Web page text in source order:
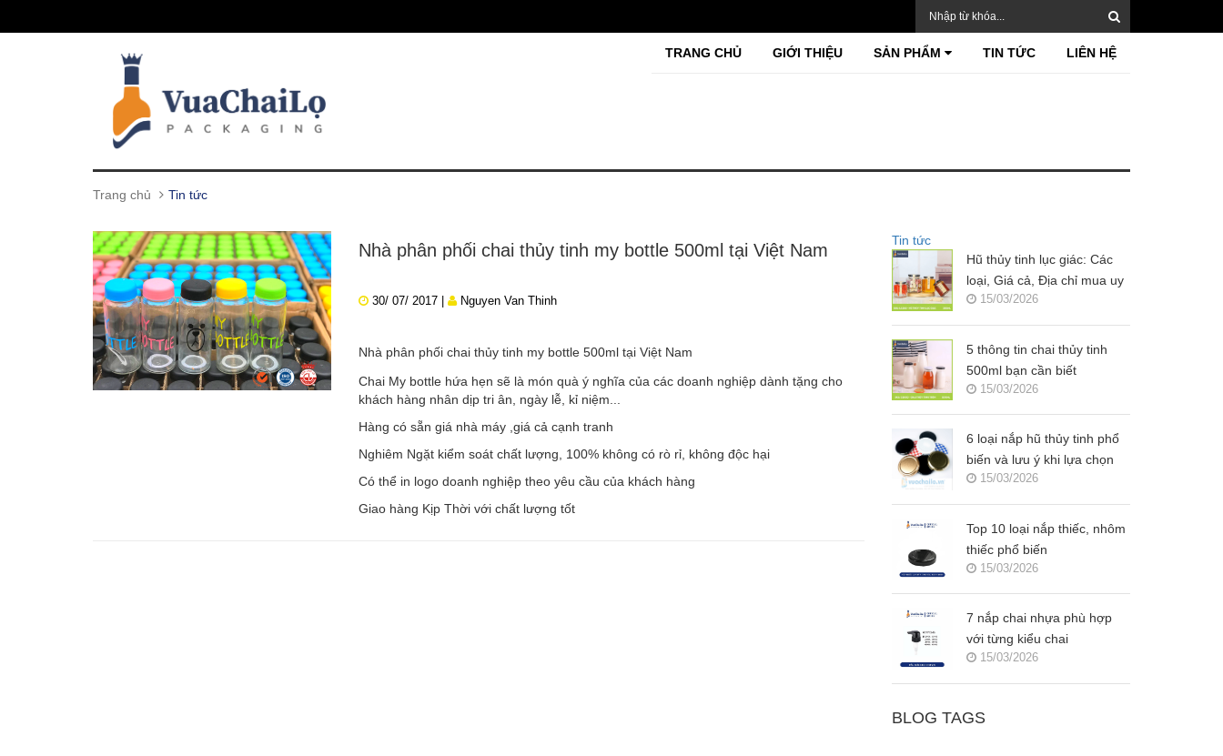
TRANG CHỦ GIỚI THIỆU SẢN PHẨM TIN TỨC LIÊN HỆ
Trang chủ Tin tức
Nhà phân phối chai thủy tinh my bottle 500ml tại Việt Nam
30/ 07/ 2017 | Nguyen Van Thinh
Nhà phân phối chai thủy tinh my bottle 500ml tại Việt Nam
Chai My bottle hứa hẹn sẽ là món quà ý nghĩa của các doanh nghiệp dành tặng cho
khách hàng nhân dịp tri ân, ngày lễ, kỉ niệm...
Hàng có sẵn giá nhà máy ,giá cả cạnh tranh
Nghiêm Ngặt kiểm soát chất lượng, 100% không có rò rỉ, không độc hại
Có thể in logo doanh nghiệp theo yêu cầu của khách hàng
Giao hàng Kịp Thời với chất lượng tốt
Tin tức
Hũ thủy tinh lục giác: Các
loại, Giá cả, Địa chỉ mua uy
tín?15/03/2026
5 thông tin chai thủy tinh
500ml bạn cần biết
15/03/2026
6 loại nắp hũ thủy tinh phổ
biến và lưu ý khi lựa chọn
15/03/2026
Top 10 loại nắp thiếc, nhôm
thiếc phổ biến
15/03/2026
7 nắp chai nhựa phù hợp
với từng kiểu chai
15/03/2026
BLOG TAGS